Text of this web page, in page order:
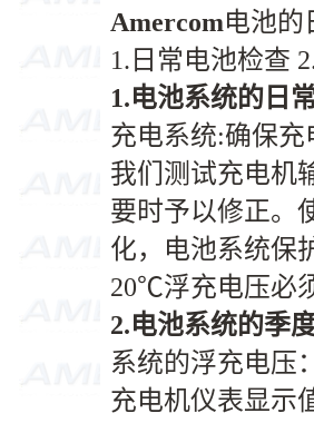
Amercom电池的
1.日常电池检查
1.电池系统的日
充电系统:确保
我们测试充电机
要时予以修正。
化，电池系统保
20℃浮充电压必
2.电池系统的季
系统的浮充电压
充电机仪表显示